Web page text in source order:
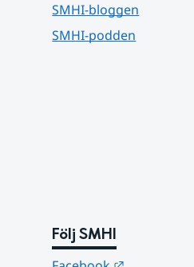
SMHI-bloggen
SMHI-podden
Följ SMHI